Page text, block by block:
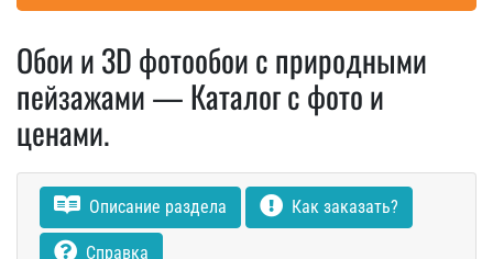
Обои и 3D фотообои с природными
пейзажами — Каталог с фото и
ценами.
Описание раздела Как заказать?
Справка